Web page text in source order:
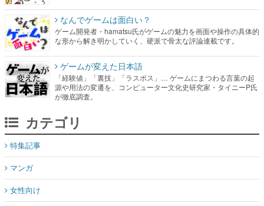
なんでゲームは面白い？
ゲーム開発者・hamatsu氏がゲームの魅力を画面や操作の具体的
な形から解き明かしていく、硬派で骨太な評論連載です。
ゲームが変えた日本語
「経験値」「裏技」「ラスボス」… ゲームにまつわる言葉の起
源や用法の変遷を、コンピューター文化史研究家・タイニーP氏
が徹底調査。
カテゴリ
特集記事
マンガ
女性向け